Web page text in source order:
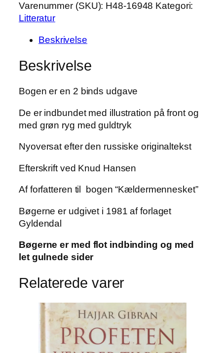
Varenummer (SKU): H48-16948 Kategori:
Litteratur
Beskrivelse
Beskrivelse
Bogen er en 2 binds udgave
De er indbundet med illustration på front og
med grøn ryg med guldtryk
Nyoversat efter den russiske originaltekst
Efterskrift ved Knud Hansen
Af forfatteren til bogen “Kældermennesket”
Bøgerne er udgivet i 1981 af forlaget
Gyldendal
Bøgerne er med flot indbinding og med
let gulnede sider
Relaterede varer